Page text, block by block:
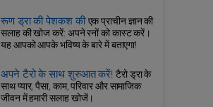
रूण ड्रा की पेशकश कीएक प्राचीन ज्ञान की
सलाह की खोज करें: अपने रनों को कास्ट करें।
यह आपको आपके भविष्य के बारे में बताएगा!
अपने टैरो के साथ शुरुआत करें!टैरो ड्रा के
साथ प्यार, पैसा, काम, परिवार और सामाजिक
जीवन में हमारी सलाह खोजें।